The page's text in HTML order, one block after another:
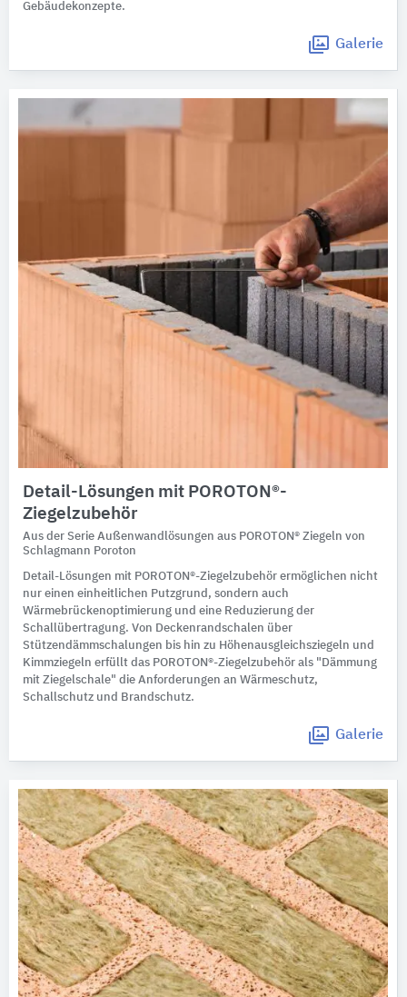
Gebäudekonzepte.
Galerie
Detail-Lösungen mit POROTON®-
Ziegelzubehör
Aus der Serie Außenwandlösungen aus POROTON® Ziegeln von
Schlagmann Poroton
Detail-Lösungen mit POROTON®-Ziegelzubehör ermöglichen nicht
nur einen einheitlichen Putzgrund, sondern auch
Wärmebrückenoptimierung und eine Reduzierung der
Schallübertragung. Von Deckenrandschalen über
Stützendämmschalungen bis hin zu Höhenausgleichsziegeln und
Kimmziegeln erfüllt das POROTON®-Ziegelzubehör als "Dämmung
mit Ziegelschale" die Anforderungen an Wärmeschutz,
Schallschutz und Brandschutz.
Galerie